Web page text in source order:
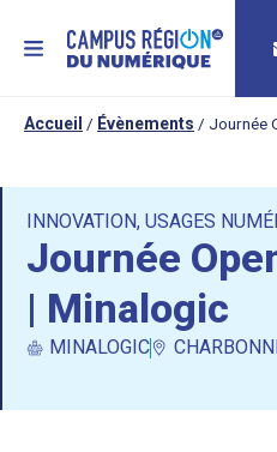
MENU
Accueil / Évènements / Journée
INNOVATION, USAGES
Journée
| Minalogic
MINALOGIC